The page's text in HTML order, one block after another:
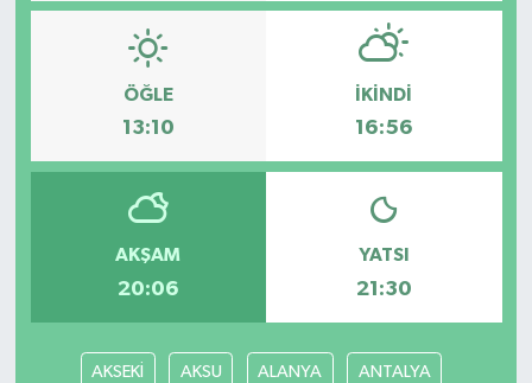
ÖĞLE
13:10
İKINDI
16:56
AKŞAM
20:06
YATSI
21:30
AKSEKİ AKSU ALANYA ANTALYA